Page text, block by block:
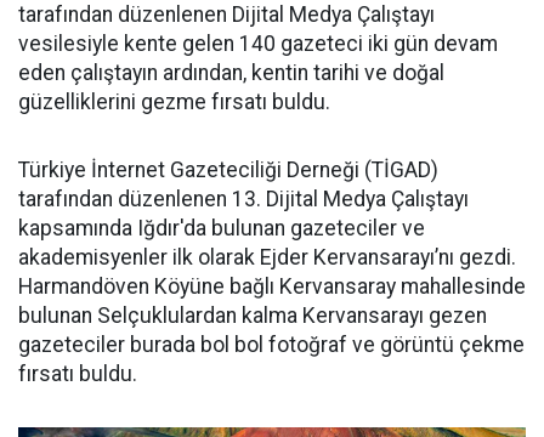
tarafından düzenlenen Dijital Medya Çalıştayı
vesilesiyle kente gelen 140 gazeteci iki gün devam
eden çalıştayın ardından, kentin tarihi ve doğal
güzelliklerini gezme fırsatı buldu.
Türkiye İnternet Gazeteciliği Derneği (TİGAD)
tarafından düzenlenen 13. Dijital Medya Çalıştayı
kapsamında Iğdır'da bulunan gazeteciler ve
akademisyenler ilk olarak Ejder Kervansarayı’nı gezdi.
Harmandöven Köyüne bağlı Kervansaray mahallesinde
bulunan Selçuklulardan kalma Kervansarayı gezen
gazeteciler burada bol bol fotoğraf ve görüntü çekme
fırsatı buldu.